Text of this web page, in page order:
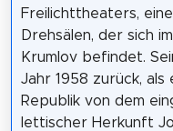
Freilichttheaters,
Drehsälen, der sich
Krumlov befindet.
Jahr 1958 zurück, als
Republik von dem
lettischer Herkunft